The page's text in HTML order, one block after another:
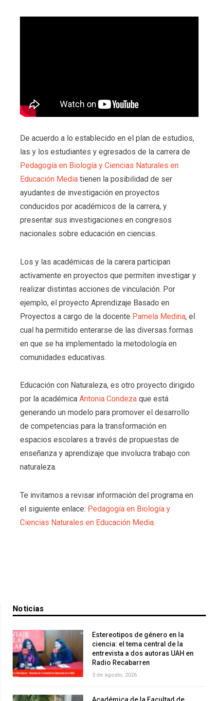
De acuerdo a lo establecido en el plan de estudios,
las y los estudiantes y egresados de la carrera de
Pedagogía en Biología y Ciencias Naturales en
Educación Mediatienen la posibilidad de ser
ayudantes de investigación en proyectos
conducidos por académicos de la carrera, y
presentar sus investigaciones en congresos
nacionales sobre educación en ciencias.
Los y las académicas de la carera participan
activamente en proyectos que permiten investigar y
realizar distintas acciones de vinculación. Por
ejemplo, el proyecto Aprendizaje Basado en
Proyectos a cargo de la docente Pamela Medina, el
cual ha permitido enterarse de las diversas formas
en que se ha implementado la metodología en
comunidades educativas.
Educación con Naturaleza, es otro proyecto dirigido
por la académica Antonia Condeza que está
generando un modelo para promover el desarrollo
de competencias para la transformación en
espacios escolares a través de propuestas de
enseñanza y aprendizaje que involucra trabajo con
naturaleza.
Te invitamos a revisar información del programa en
el siguiente enlace: Pedagogía en Biología y
Ciencias Naturales en Educación Media.
Noticias
Estereotipos de género en la
ciencia: el tema central de la
entrevista a dos autoras UAH en
Radio Recabarren
3 de agosto, 2026